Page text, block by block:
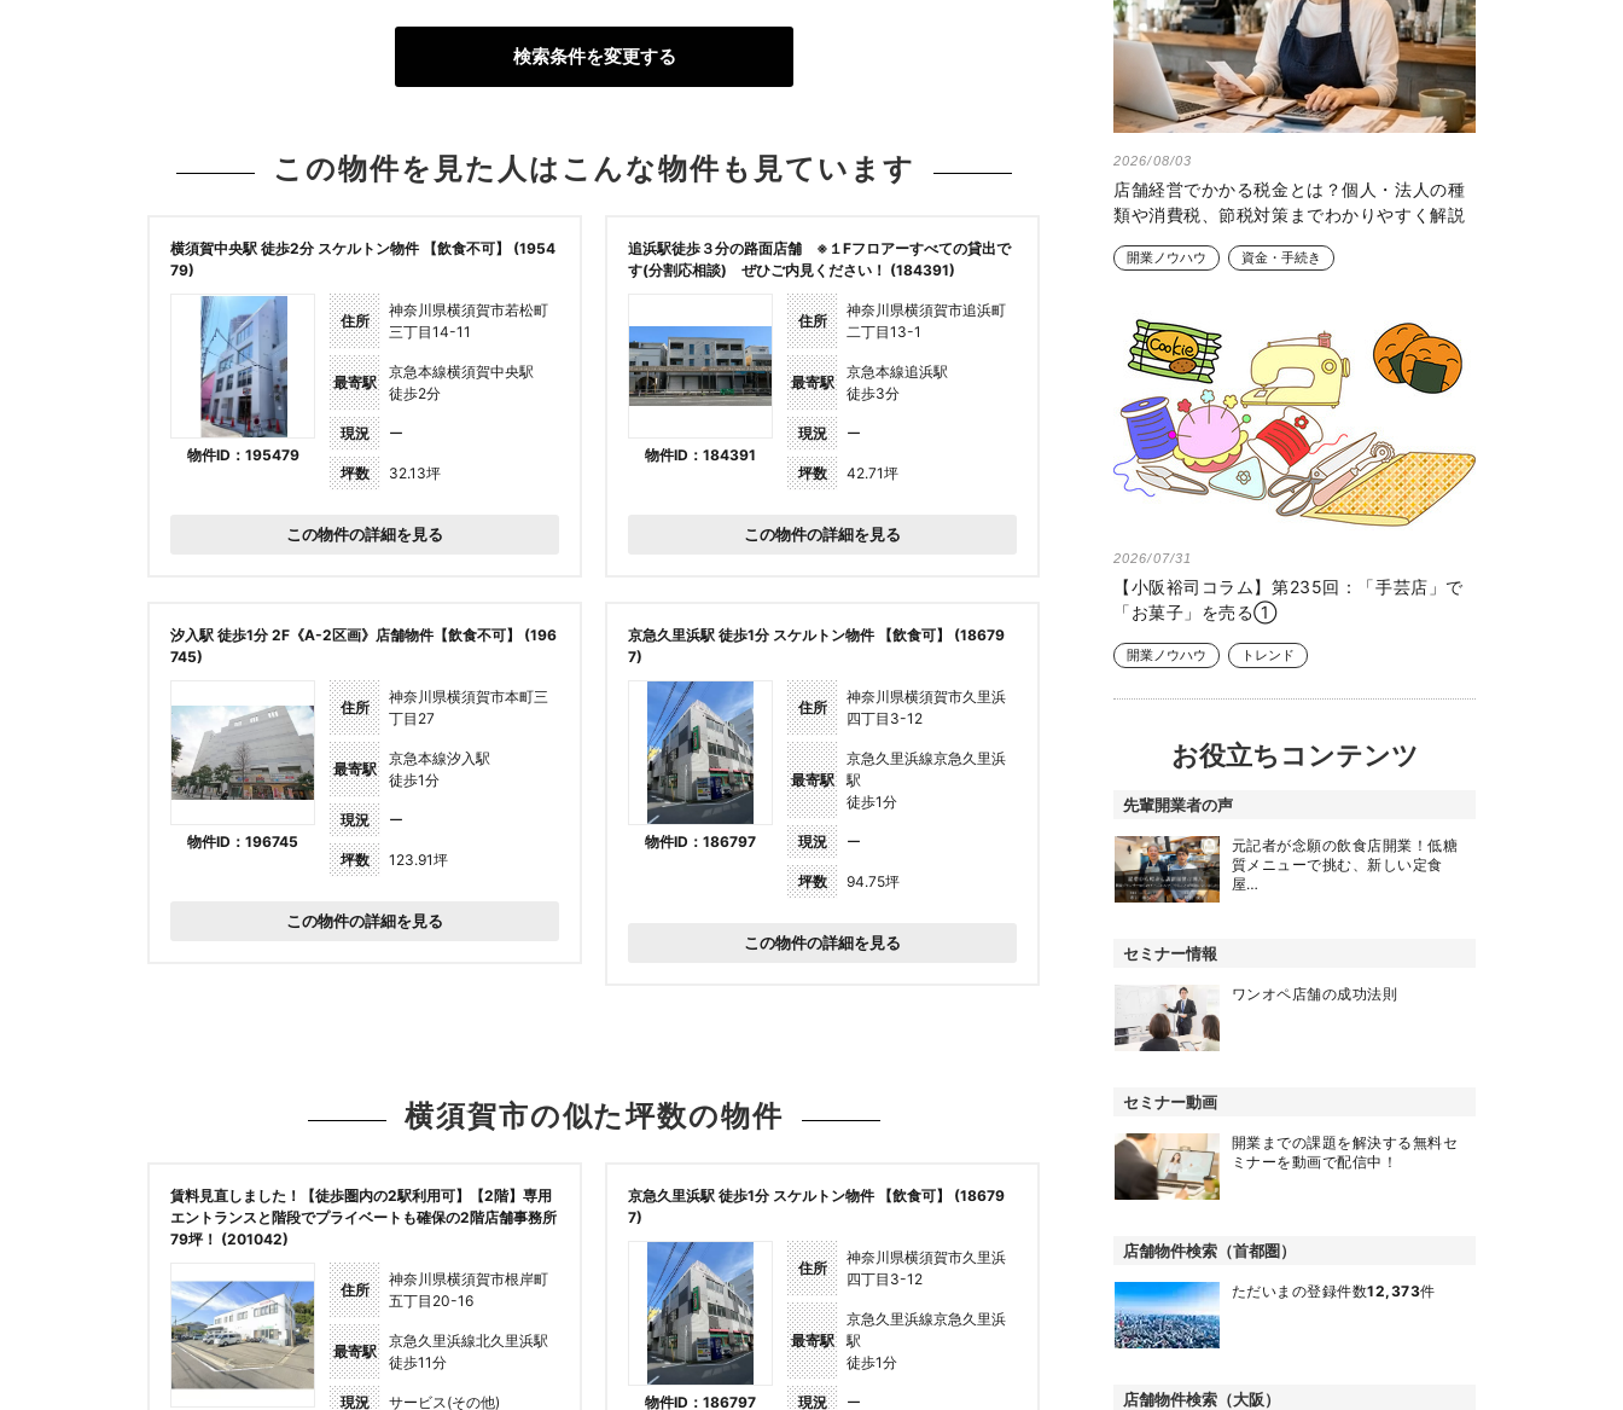
検索条件を変更する
この物件を見た人はこんな物件も見ています
横須賀中央駅 徒歩2分 スケルトン物件 【飲食不可】 (1954
79)
物件ID：195479
住所
神奈川県横須賀市若松町
三丁目14-11
最寄駅
京急本線横須賀中央駅
徒歩2分
現況 ー
坪数 32.13坪
この物件の詳細を見る
追浜駅徒歩３分の路面店舗 ※１Fフロアーすべての貸出で
す(分割応相談) ぜひご内見ください！ (184391)
物件ID：184391
住所
神奈川県横須賀市追浜町
二丁目13-1
最寄駅
京急本線追浜駅
徒歩3分
現況 ー
坪数 42.71坪
この物件の詳細を見る
汐入駅 徒歩1分 2F《A-2区画》店舗物件【飲食不可】 (196
745)
物件ID：196745
住所
神奈川県横須賀市本町三
丁目27
最寄駅
京急本線汐入駅
徒歩1分
現況 ー
坪数 123.91坪
この物件の詳細を見る
京急久里浜駅 徒歩1分 スケルトン物件 【飲食可】 (18679
7)
物件ID：186797
住所
神奈川県横須賀市久里浜
四丁目3-12
最寄駅
京急久里浜線京急久里浜
駅
徒歩1分
現況 ー
坪数 94.75坪
この物件の詳細を見る
横須賀市の似た坪数の物件
賃料見直しました！【徒歩圏内の2駅利用可】【2階】専用
エントランスと階段でプライベートも確保の2階店舗事務所
79坪！ (201042)
住所
神奈川県横須賀市根岸町
五丁目20-16
最寄駅
京急久里浜線北久里浜駅
徒歩11分
現況 サービス(その他)
京急久里浜駅 徒歩1分 スケルトン物件 【飲食可】 (18679
7)
物件ID：186797
住所
神奈川県横須賀市久里浜
四丁目3-12
最寄駅
京急久里浜線京急久里浜
駅
徒歩1分
現況 ー
2026/08/03
店舗経営でかかる税金とは？個人・法人の種
類や消費税、節税対策までわかりやすく解説
開業ノウハウ 資金・手続き
2026/07/31
【小阪裕司コラム】第235回：「手芸店」で
「お菓子」を売る①
開業ノウハウ トレンド
お役立ちコンテンツ
先輩開業者の声
元記者が念願の飲食店開業！低糖
質メニューで挑む、新しい定食
屋…
セミナー情報
ワンオペ店舗の成功法則
セミナー動画
開業までの課題を解決する無料セ
ミナーを動画で配信中！
店舗物件検索（首都圏）
ただいまの登録件数12,373件
店舗物件検索（大阪）